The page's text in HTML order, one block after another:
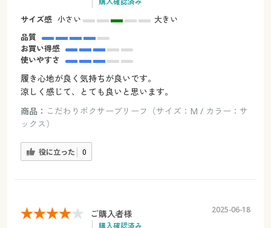
サイズ感 小さい
大きい
品質
お買い得感
使いやすさ
履き心地が良く気持ちが良いです。
涼しく感じて、とても良いと思います。
商品： こだわりボクサーブリーフ（サイズ：M / カラー：サ
ックス）
役に立った 0
ご購入者様
購入確認済み
2025-06-18